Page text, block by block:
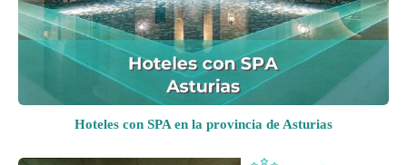
Hoteles con SPA en la provincia de Asturias